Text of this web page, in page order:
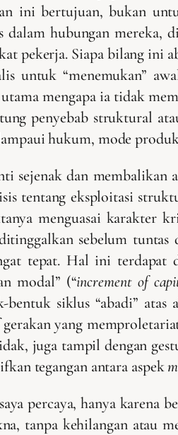
ini bertujuan, bukan
hubungan mereka,
pekerja. Siapa bilang ini
untuk “menemukan”
mengapa ia tidak
penyebab struktural
hukum, mode
sejenak dan membalikan
tentang eksploitasi
menguasai karakter
sebelum
tepat. Hal ini
modal” (“increment of
bentuk siklus “abadi”
yang
juga tampil dengan
tegangan antara aspek
percaya, hanya
tanpa kehilangan atau